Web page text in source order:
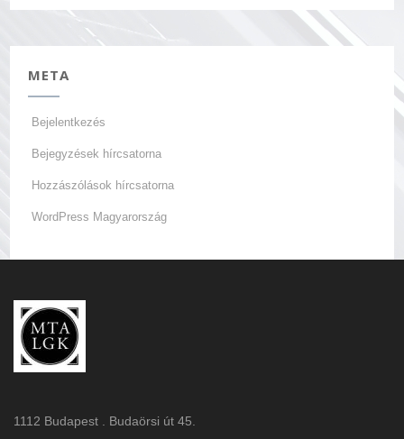
META
Bejelentkezés
Bejegyzések hírcsatorna
Hozzászólások hírcsatorna
WordPress Magyarország
1112 Budapest . Budaörsi út 45.